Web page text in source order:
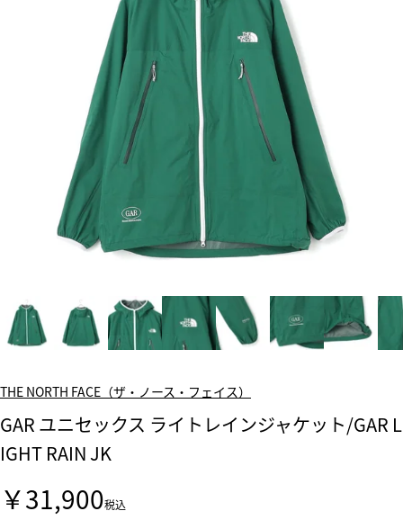
THE NORTH FACE（ザ・ノース・フェイス）
GAR ユニセックス ライトレインジャケット/GAR L
IGHT RAIN JK
￥31,900税込